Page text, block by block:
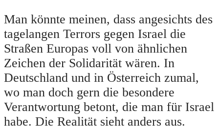
Man könnte meinen, dass angesichts des
tagelangen Terrors gegen Israel die
Straßen Europas voll von ähnlichen
Zeichen der Solidarität wären. In
Deutschland und in Österreich zumal,
wo man doch gern die besondere
Verantwortung betont, die man für Israel
habe. Die Realität sieht anders aus.